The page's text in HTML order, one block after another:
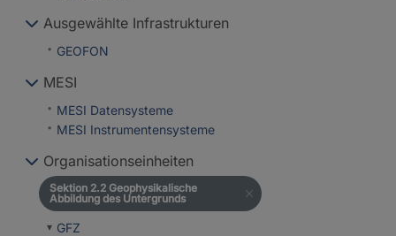
Ausgewählte Infrastrukturen
GEOFON
MESI
MESI Datensysteme
MESI Instrumentensysteme
Organisationseinheiten
Sektion 2.2 Geophysikalische
Abbildung des Untergrunds
GFZ